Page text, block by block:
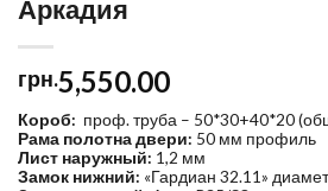
Аркадия
грн.5,550.00
Короб: проф. труба – 50*30+40*20
Рама полотна двери: 50 мм профиль
Лист наружный: 1,2 мм
Замок нижний: «Гардиан 32.11»